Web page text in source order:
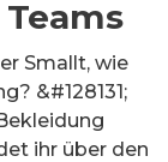
Smallt, wie
&#128131;
ihr über den